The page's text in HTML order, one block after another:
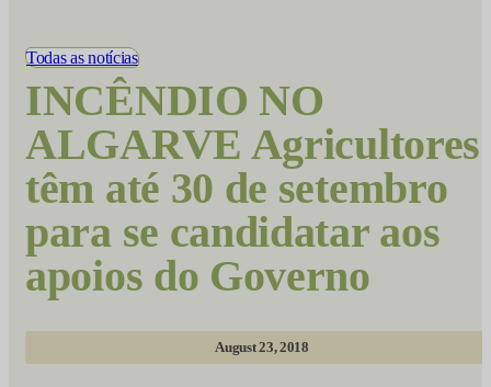
Todas as notícias
INCÊNDIO NO
ALGARVE Agricultores
têm até 30 de setembro
para se candidatar aos
apoios do Governo
August 23, 2018